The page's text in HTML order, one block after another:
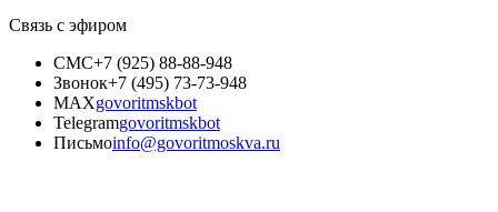
Связь с эфиром
СМС+7 (925) 88-88-948
Звонок+7 (495) 73-73-948
MAXgovoritmskbot
Telegramgovoritmskbot
Письмоinfo@govoritmoskva.ru